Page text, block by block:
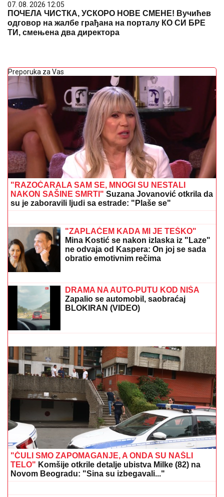
07. 08. 2026 12:05
ПОЧЕЛА ЧИСТКА, УСКОРО НОВЕ СМЕНЕ! Вучићев
одговор на жалбе грађана на порталу КО СИ БРЕ
ТИ, смењена два директора
Preporuka za Vas
"RAZOČARALA SAM SE, MNOGI SU NESTALI
NAKON SAŠINE SMRTI" Suzana Jovanović otkrila da
su je zaboravili ljudi sa estrade: "Plaše se"
zapečatili - poslednja odluka
ne odvaja od Kaspera: On joj se sada
obratio emotivnim rečima
KOLAPS NA GRANICAMA:Na ovom prelazu čeka se
čak četiri sata, evo gde su najveće gužve
DRAMA NA AUTO-PUTU KOD NIŠA
Zapalio se automobil, saobraćaj
BLOKIRAN (VIDEO)
IZA NETANJAHUA STOJI PORODICA?